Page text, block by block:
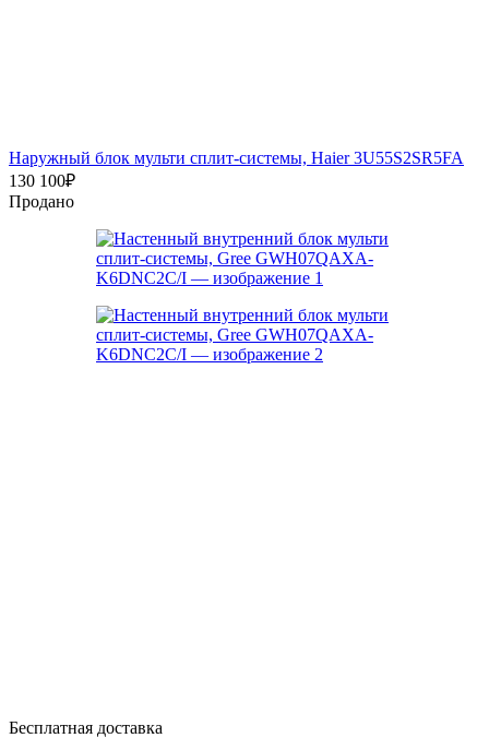
Наружный блок мульти сплит-системы, Haier 3U55S2SR5FA
130 100₽
Продано
Бесплатная доставка